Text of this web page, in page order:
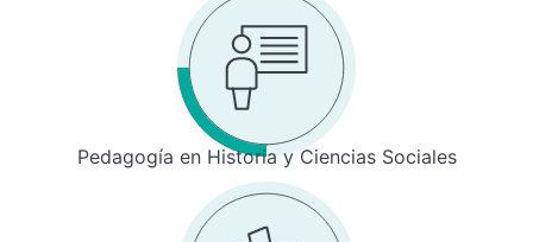
Pedagogía en Historia y Ciencias Sociales